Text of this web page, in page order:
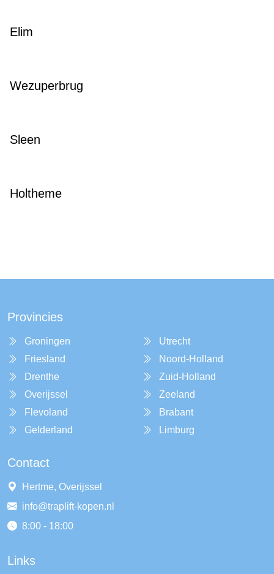
Elim
Wezuperbrug
Sleen
Holtheme
Provincies
Groningen
Friesland
Drenthe
Overijssel
Flevoland
Gelderland
Utrecht
Noord-Holland
Zuid-Holland
Zeeland
Brabant
Limburg
Contact
Hertme, Overijssel
info@traplift-kopen.nl
8:00 - 18:00
Links